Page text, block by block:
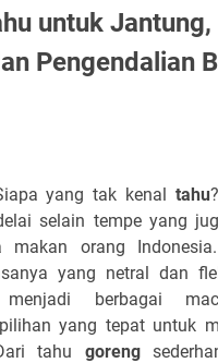
untuk Jantung,
Pengendalian
yang tak kenal tahu
selain tempe yang
makan orang
yang netral dan
berbagai
yang tepat untuk
tahu goreng